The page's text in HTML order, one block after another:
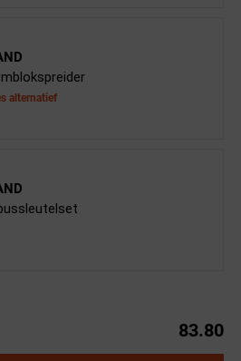
alternatief
83.80